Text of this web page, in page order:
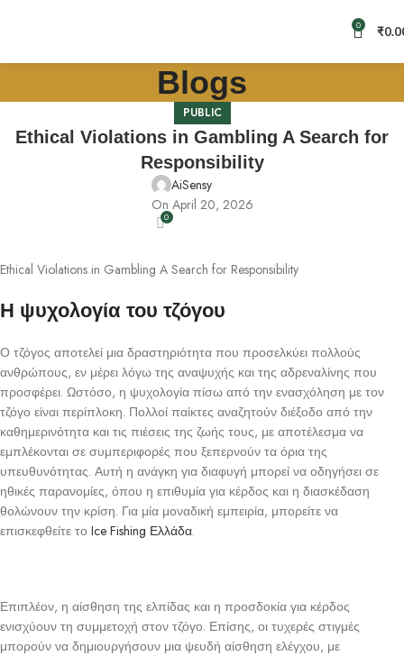
0 ₹
Blogs
PUBLIC
Ethical Violations in Gambling A Search for
Responsibility
AiSensy
On April 20, 2026
0
Ethical Violations in Gambling A Search for Responsibility
Η ψυχολογία του τζόγου
Ο τζόγος αποτελεί μια δραστηριότητα που προσελκύει πολλούς
ανθρώπους, εν μέρει λόγω της αναψυχής και της αδρεναλίνης που
προσφέρει. Ωστόσο, η ψυχολογία πίσω από την ενασχόληση με τον
τζόγο είναι περίπλοκη. Πολλοί παίκτες αναζητούν διέξοδο από την
καθημερινότητα και τις πιέσεις της ζωής τους, με αποτέλεσμα να
εμπλέκονται σε συμπεριφορές που ξεπερνούν τα όρια της
υπευθυνότητας. Αυτή η ανάγκη για διαφυγή μπορεί να οδηγήσει σε
ηθικές παρανομίες, όπου η επιθυμία για κέρδος και η διασκέδαση
θολώνουν την κρίση. Για μία μοναδική εμπειρία, μπορείτε να
επισκεφθείτε το Ice Fishing Ελλάδα.
Επιπλέον, η αίσθηση της ελπίδας και η προσδοκία για κέρδος
ενισχύουν τη συμμετοχή στον τζόγο. Επίσης, οι τυχερές στιγμές
μπορούν να δημιουργήσουν μια ψευδή αίσθηση ελέγχου, με